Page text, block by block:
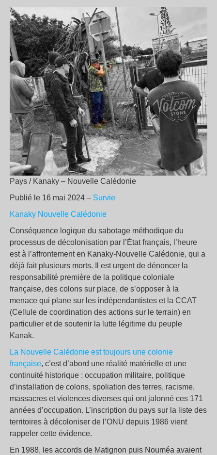
Pays / Kanaky – Nouvelle Calédonie
Publié le 16 mai 2024 – Survie
Kanaky Nouvelle Calédonie
Conséquence logique du sabotage méthodique du
processus de décolonisation par l’État français, l’heure
est à l’affrontement en Kanaky-Nouvelle Calédonie, qui a
déjà fait plusieurs morts. Il est urgent de dénoncer la
responsabilité première de la politique coloniale
française, des colons sur place, de s’opposer à la
menace qui plane sur les indépendantistes et la CCAT
(Cellule de coordination des actions sur le terrain) en
particulier et de soutenir la lutte légitime du peuple
Kanak.
La Nouvelle Calédonie est toujours une colonie
française, c’est d’abord une réalité matérielle et une
continuité historique : occupation militaire, politique
d’installation de colons, spoliation des terres, racisme,
massacres et violences diverses qui ont jalonné ces 171
années d’occupation. L’inscription du pays sur la liste des
territoires à décoloniser de l’ONU depuis 1986 vient
rappeler cette évidence.
En 1988, les accords de Matignon puis Nouméa avaient